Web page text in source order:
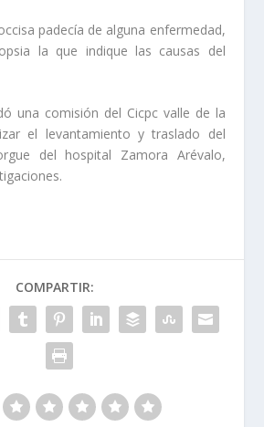
padecía de alguna enfermedad,
la que indique las causas del
una comisión del Cicpc valle de la
el levantamiento y traslado del
del hospital Zamora Arévalo,
COMPARTIR: